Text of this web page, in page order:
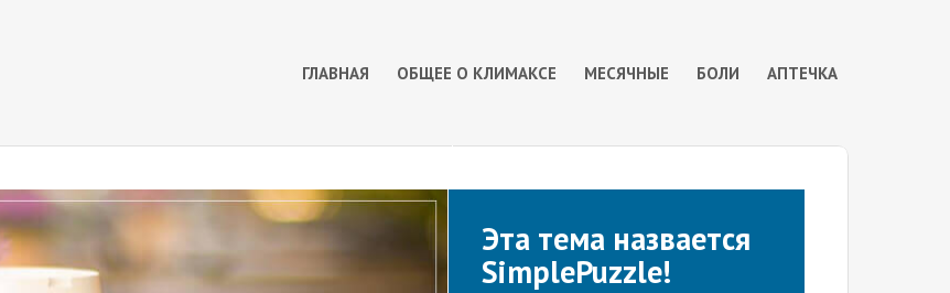
ГЛАВНАЯ ОБЩЕЕ О КЛИМАКСЕ МЕСЯЧНЫЕ БОЛИ АПТЕЧКА
Эта тема назвается
SimplePuzzle!